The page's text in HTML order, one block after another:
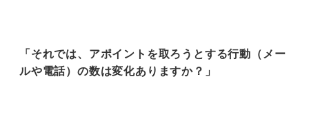
「それでは、アポイントを取ろうとする行動（メー
ルや電話）の数は変化ありますか？」